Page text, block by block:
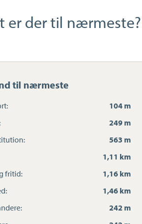
er der til nærmeste?
til nærmeste
104 m
249 m
563 m
1,11 km
fritid:
1,16 km
1,46 km
242 m